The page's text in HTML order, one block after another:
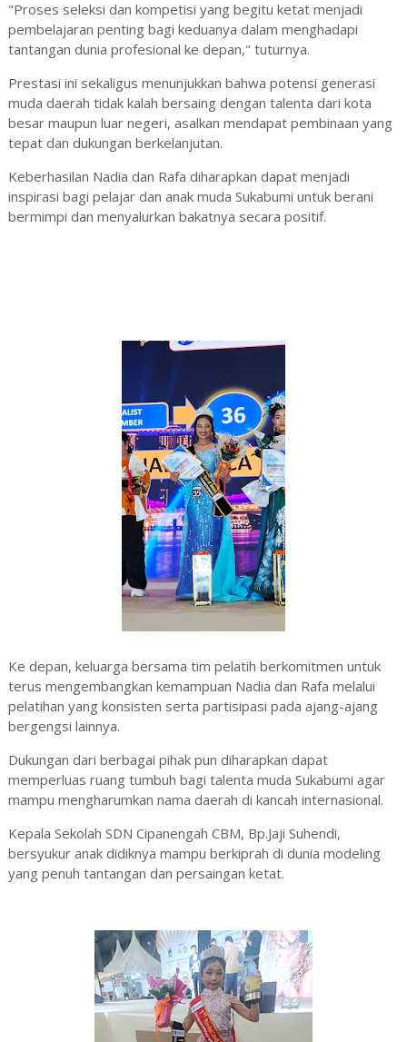
‎‎"Proses seleksi dan kompetisi yang begitu ketat menjadi
pembelajaran penting bagi keduanya dalam menghadapi
tantangan dunia profesional ke depan," tuturnya.
‎‎Prestasi ini sekaligus menunjukkan bahwa potensi generasi
muda daerah tidak kalah bersaing dengan talenta dari kota
besar maupun luar negeri, asalkan mendapat pembinaan yang
tepat dan dukungan berkelanjutan.
‎‎Keberhasilan Nadia dan Rafa diharapkan dapat menjadi
inspirasi bagi pelajar dan anak muda Sukabumi untuk berani
bermimpi dan menyalurkan bakatnya secara positif.
Ke depan, keluarga bersama tim pelatih berkomitmen untuk
terus mengembangkan kemampuan Nadia dan Rafa melalui
pelatihan yang konsisten serta partisipasi pada ajang-ajang
bergengsi lainnya.
‎‎Dukungan dari berbagai pihak pun diharapkan dapat
memperluas ruang tumbuh bagi talenta muda Sukabumi agar
mampu mengharumkan nama daerah di kancah internasional.
Kepala Sekolah SDN Cipanengah CBM, Bp.Jaji Suhendi,
bersyukur anak didiknya mampu berkiprah di dunia modeling
yang penuh tantangan dan persaingan ketat.